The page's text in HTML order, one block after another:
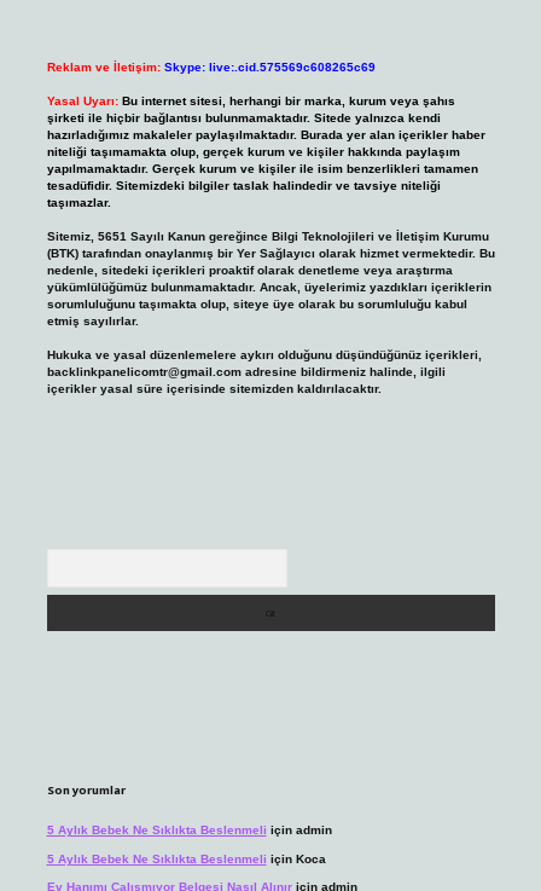
Reklam ve İletişim: Skype: live:.cid.575569c608265c69
Yasal Uyarı: Bu internet sitesi, herhangi bir marka, kurum veya şahıs
şirketi ile hiçbir bağlantısı bulunmamaktadır. Sitede yalnızca kendi
hazırladığımız makaleler paylaşılmaktadır. Burada yer alan içerikler haber
niteliği taşımamakta olup, gerçek kurum ve kişiler hakkında paylaşım
yapılmamaktadır. Gerçek kurum ve kişiler ile isim benzerlikleri tamamen
tesadüfidir. Sitemizdeki bilgiler taslak halindedir ve tavsiye niteliği
taşımazlar.
Sitemiz, 5651 Sayılı Kanun gereğince Bilgi Teknolojileri ve İletişim Kurumu
(BTK) tarafından onaylanmış bir Yer Sağlayıcı olarak hizmet vermektedir. Bu
nedenle, sitedeki içerikleri proaktif olarak denetleme veya araştırma
yükümlülüğümüz bulunmamaktadır. Ancak, üyelerimiz yazdıkları içeriklerin
sorumluluğunu taşımakta olup, siteye üye olarak bu sorumluluğu kabul
etmiş sayılırlar.
Hukuka ve yasal düzenlemelere aykırı olduğunu düşündüğünüz içerikleri,
backlinkpanelicomtr@gmail.comadresine bildirmeniz halinde, ilgili
içerikler yasal süre içerisinde sitemizden kaldırılacaktır.
Son yorumlar
5 Aylık Bebek Ne Sıklıkta Beslenmeli için admin
5 Aylık Bebek Ne Sıklıkta Beslenmeli için Koca
Ev Hanımı Çalışmıyor Belgesi Nasıl Alınıriçin admin